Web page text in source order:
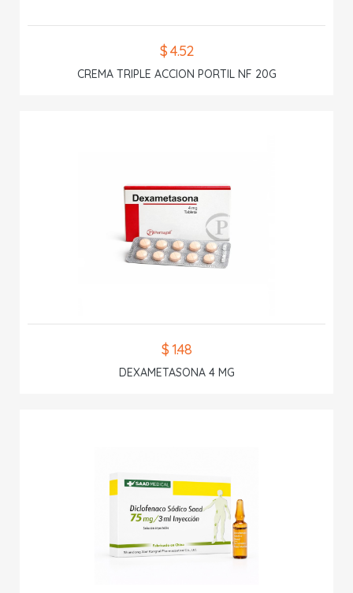
$ 4.52
CREMA TRIPLE ACCION PORTIL NF 20G
$ 1.48
DEXAMETASONA 4 MG